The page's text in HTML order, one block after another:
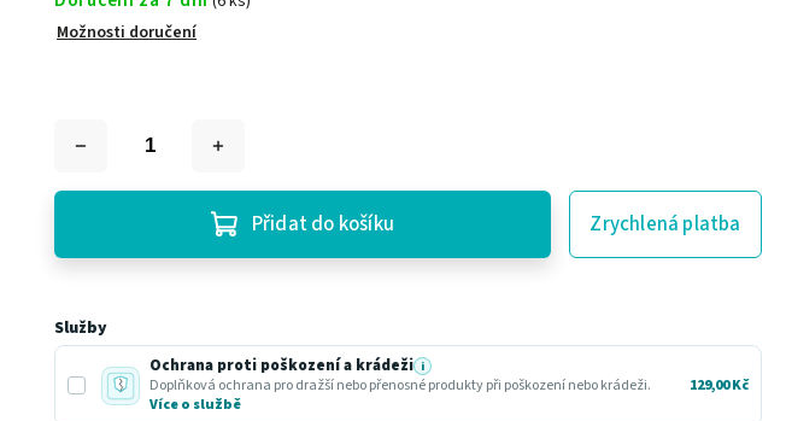
Možnosti doručení
Přidat do košíku Zrychlená platba
Služby
Ochrana proti poškození a krádeži i
Doplňková ochrana pro dražší nebo přenosné produkty při poškození nebo krádeži.
Více o službě
129,00 Kč